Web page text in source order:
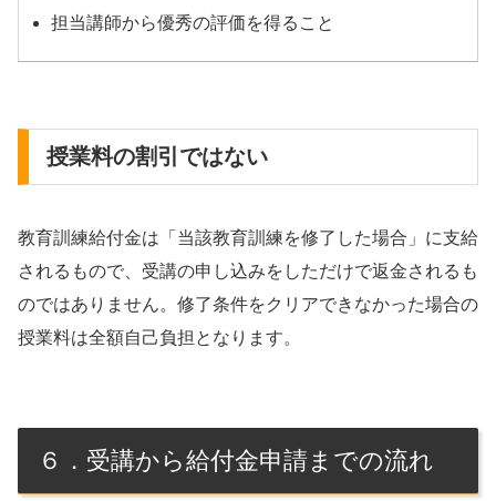
担当講師から優秀の評価を得ること
授業料の割引ではない
教育訓練給付金は「当該教育訓練を修了した場合」に支給
されるもので、受講の申し込みをしただけで返金されるも
のではありません。修了条件をクリアできなかった場合の
授業料は全額自己負担となります。
６．受講から給付金申請までの流れ